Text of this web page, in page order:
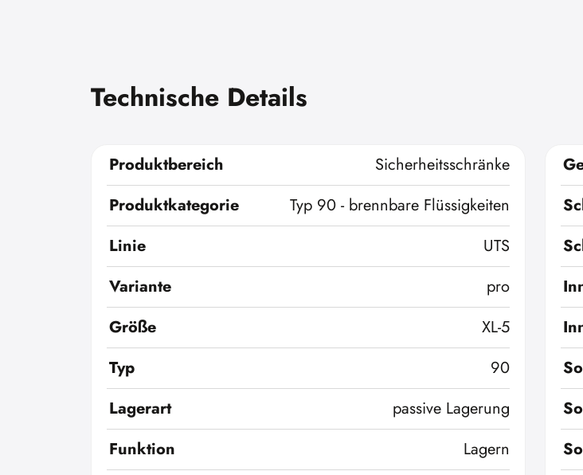
Technische Details
Produktbereich
Sicherheitsschränke
Produktkategorie
Typ 90 - brennbare Flüssigkeiten
Linie
UTS
Variante
pro
Größe
XL-5
Typ
90
Lagerart
passive Lagerung
Funktion
Lagern